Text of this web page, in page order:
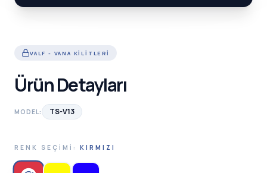
VALF - VANA KILITLERI
Ürün Detayları
MODEL: TS-V13
RENK SEÇIMI: KIRMIZI